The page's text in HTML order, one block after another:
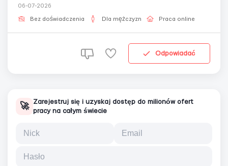
z elastycznym grafikiem, płaca na akord, możliwość pracy
zdalnej lub w niepełnym wymiarz...
06-07-2026
Bez doświadczenia Dla mężczyzn Praca online
Odpowiadać
🚀
Zarejestruj się i uzyskaj dostęp do milionów ofert
pracy na całym świecie